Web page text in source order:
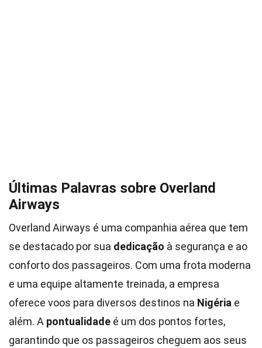
Últimas Palavras sobre Overland
Airways
Overland Airways é uma companhia aérea que tem
se destacado por sua dedicação à segurança e ao
conforto dos passageiros. Com uma frota moderna
e uma equipe altamente treinada, a empresa
oferece voos para diversos destinos na Nigéria e
além. A pontualidade é um dos pontos fortes,
garantindo que os passageiros cheguem aos seus